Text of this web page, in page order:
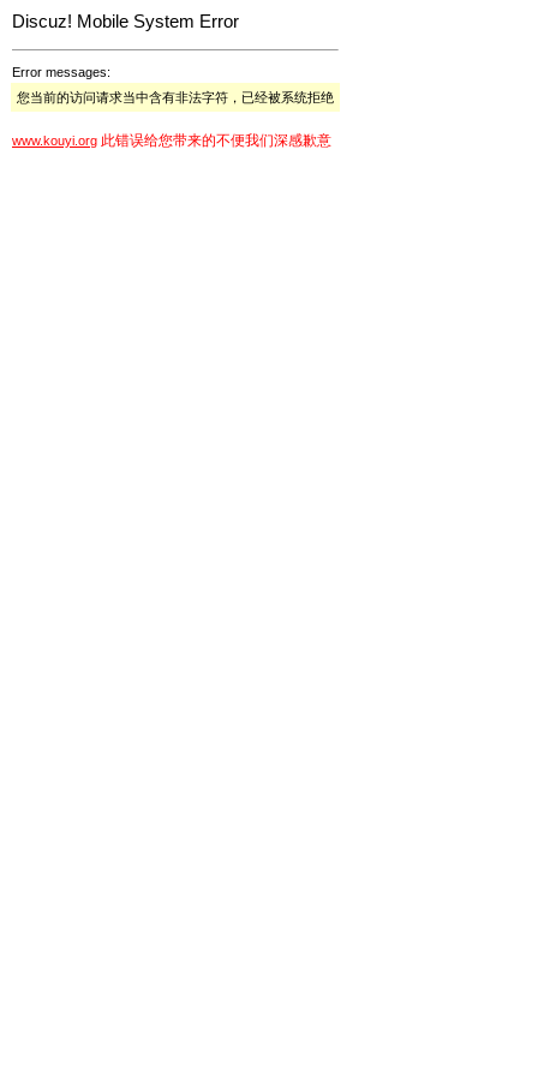
Discuz! Mobile System Error
Error messages:
您当前的访问请求当中含有非法字符，已经被系统拒绝
www.kouyi.org 此错误给您带来的不便我们深感歉意